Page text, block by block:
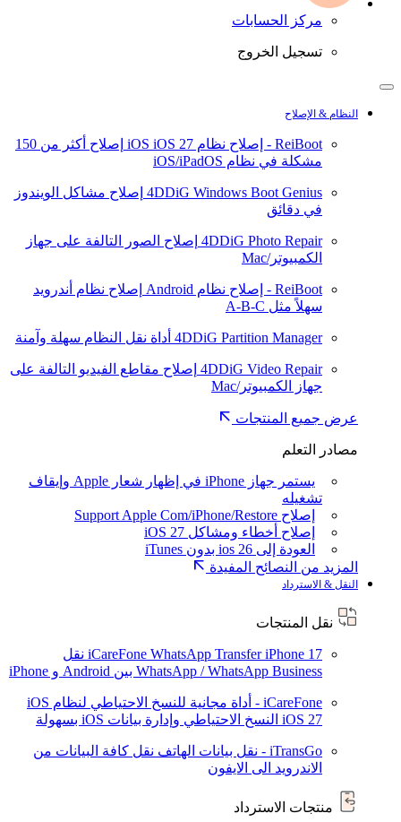
مركز الحسابات
تسجيل الخروج
النظام & الإصلاح
ReiBoot - إصلاح نظام iOS iOS 27
إصلاح أكثر من 150
مشكلة في نظام iOS/iPadOS
4DDiG Windows Boot Genius إصلاح مشاكل الويندوز
في دقائق
4DDiG Photo Repair إصلاح الصور التالفة على جهاز
الكمبيوتر/Mac
ReiBoot - إصلاح نظام Android
إصلاح نظام أندرويد
سهلاً مثل A-B-C
4DDiG Partition Manager أداة نقل النظام سهلة وآمنة
4DDiG Video Repair إصلاح مقاطع الفيديو التالفة على
جهاز الكمبيوتر/Mac
عرض جميع المنتجات
مصادر التعلم
يستمر جهاز iPhone في إظهار شعار Apple وإيقاف
تشغيله
إصلاح Support Apple Com/iPhone/Restore
إصلاح أخطاء ومشاكل iOS 27
العودة إلى ios 26 بدون iTunes
المزيد من النصائح المفيدة
النقل & الاسترداد
نقل المنتجات
iCareFone WhatsApp TransferiPhone 17
نقل
WhatsApp / WhatsApp Business بين Android و iPhone
iCareFone - أداة مجانية للنسخ الاحتياطي لنظام iOS
iOS 27 النسخ الاحتياطي وإدارة بيانات iOS بسهولة
iTransGo - نقل بيانات الهاتف
نقل كافة البيانات من
الاندرويد الى الايفون
منتجات الاسترداد